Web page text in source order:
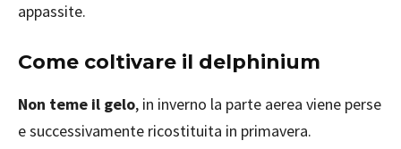
appassite.
Come coltivare il delphinium
Non teme il gelo, in inverno la parte aerea viene perse
e successivamente ricostituita in primavera.